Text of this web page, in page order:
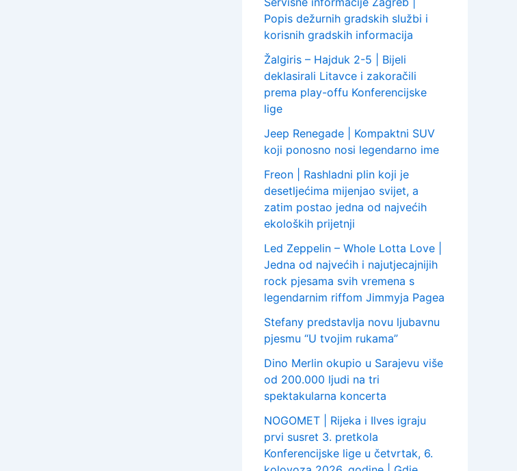
Popis dežurnih gradskih službi i
korisnih gradskih informacija
Žalgiris – Hajduk 2-5 | Bijeli
deklasirali Litavce i zakoračili
prema play-offu Konferencijske
lige
Jeep Renegade | Kompaktni SUV
koji ponosno nosi legendarno ime
Freon | Rashladni plin koji je
desetljećima mijenjao svijet, a
zatim postao jedna od najvećih
ekoloških prijetnji
Led Zeppelin – Whole Lotta Love |
Jedna od najvećih i najutjecajnijih
rock pjesama svih vremena s
legendarnim riffom Jimmyja Pagea
Stefany predstavlja novu ljubavnu
pjesmu “U tvojim rukama”
Dino Merlin okupio u Sarajevu više
od 200.000 ljudi na tri
spektakularna koncerta
NOGOMET | Rijeka i Ilves igraju
prvi susret 3. pretkola
Konferencijske lige u četvrtak, 6.